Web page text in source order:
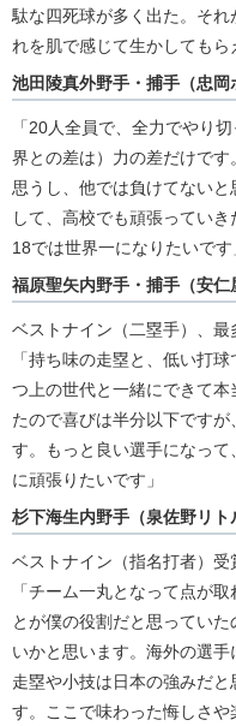
駄な四死球が多く出た。そ
れを肌で感じて生かしてもら
池田陵真外野手・捕手（忠
「20人全員で、全力でやり
界との差は）力の差だけで
思うし、他では負けてない
して、高校でも頑張ってい
18では世界一になりたいです
福原聖矢内野手・捕手（安仁
ベストナイン（二塁手）、
「持ち味の走塁と、低い打
つ上の世代と一緒にできて
たので喜びは半分以下です
す。もっと良い選手になっ
に頑張りたいです」
杉下海生内野手（泉佐野リト
ベストナイン（指名打者）受
「チーム一丸となって点が
とが僕の役割だと思ってい
いかと思います。海外の選手
走塁や小技は日本の強みだ
す。ここで味わった悔しさ